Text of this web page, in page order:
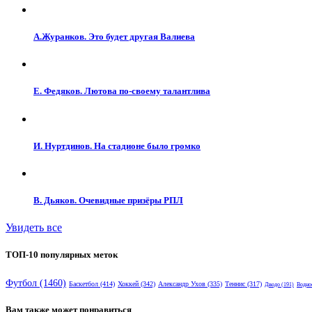
А.Журанков. Это будет другая Валиева
Е. Федяков. Лютова по-своему талантлива
И. Нуртдинов. На стадионе было громко
В. Дьяков. Очевидные призёры РПЛ
Увидеть все
ТОП-10 популярных меток
Футбол (1460) Баскетбол (414) Хоккей (342) Александр Ухов (335) Теннис (317) Дзюдо (191)
Вам также может понравиться